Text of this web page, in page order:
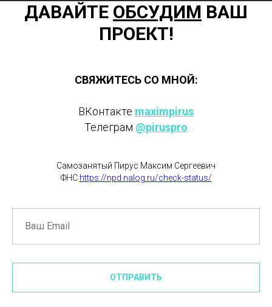
ДАВАЙТЕ ОБСУДИМ ВАШ
ПРОЕКТ!
СВЯЖИТЕСЬ СО МНОЙ:
ВКонтакте maximpirus
Телеграм @piruspro
Самозанятый Пирус Максим Сергеевич
ФНС https://npd.nalog.ru/check-status/
ㅤОТПРАВИТЬ